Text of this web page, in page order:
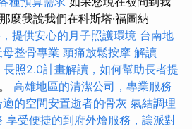
麼我說我們在科斯塔·福圖納
提供安心的月子照護環境 台南地
母整骨專業 頭痛放鬆按摩 解讀
長照2.0計畫解讀，如何幫助長者提
高雄地區的清潔公司，專業服務
的空間安置逝者的骨灰 氣結調理
享受便捷的到府外燴服務，讓派對